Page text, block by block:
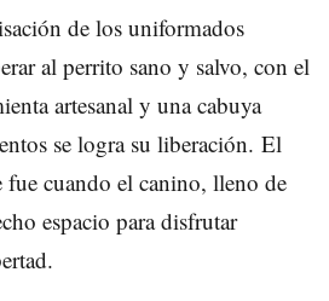
de los uniformados
al perrito sano y salvo, con el
artesanal y una cabuya
se logra su liberación. El
cuando el canino, lleno de
espacio para disfrutar